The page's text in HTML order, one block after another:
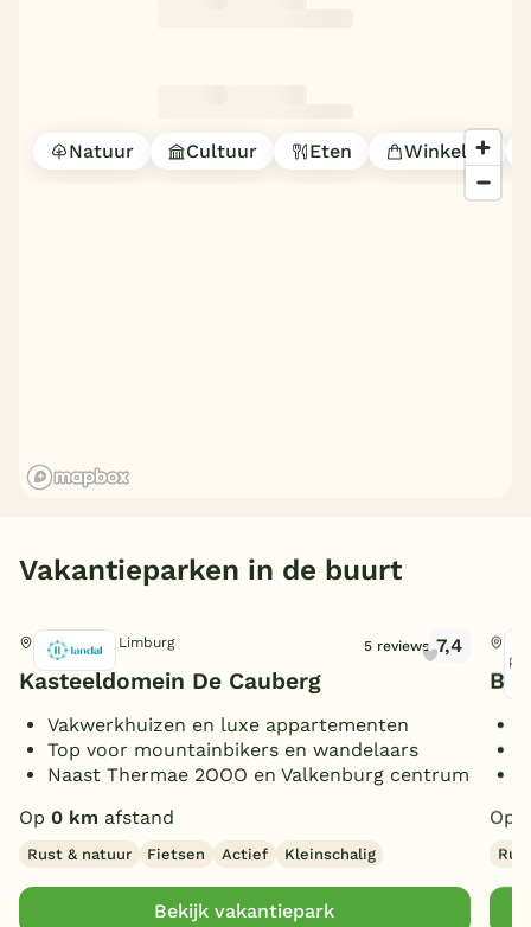
Natuur Cultuur Eten Winkelen
Vakantieparken in de buurt
Valkenburg, Limburg 5 reviews 7,4
Kasteeldomein De Cauberg
Vakwerkhuizen en luxe appartementen
Top voor mountainbikers en wandelaars
Naast Thermae 2OOO en Valkenburg centrum
Op 0 km afstand
Rust & natuur Fietsen Actief Kleinschalig
Bekijk vakantiepark
Op